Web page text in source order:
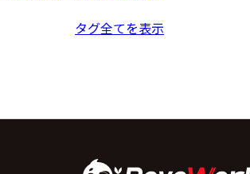
タグ全てを表示